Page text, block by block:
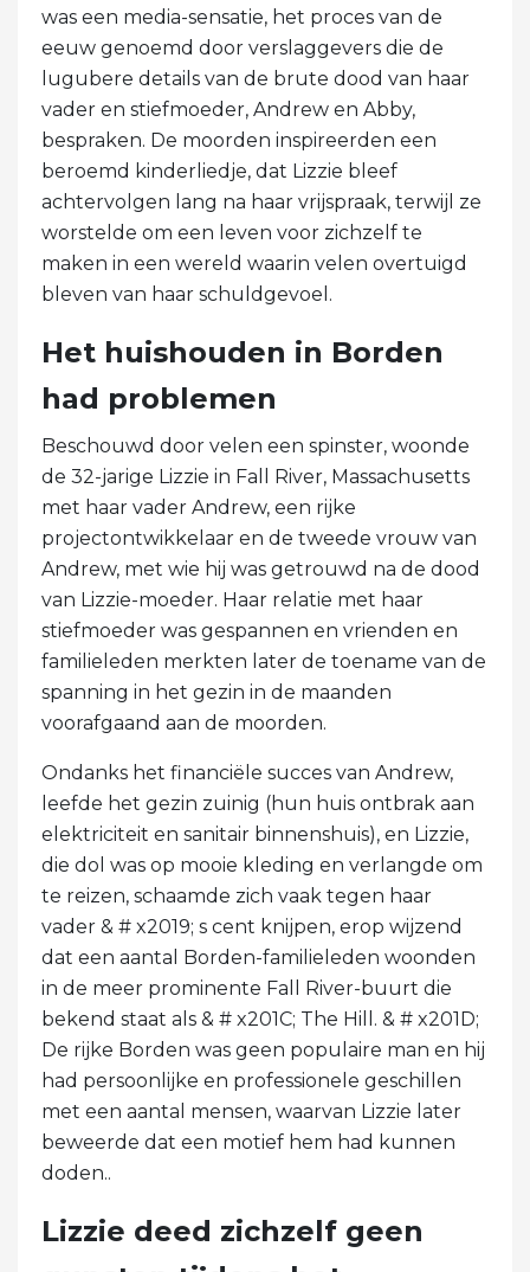
was een media-sensatie, het proces van de
eeuw genoemd door verslaggevers die de
lugubere details van de brute dood van haar
vader en stiefmoeder, Andrew en Abby,
bespraken. De moorden inspireerden een
beroemd kinderliedje, dat Lizzie bleef
achtervolgen lang na haar vrijspraak, terwijl ze
worstelde om een ​​leven voor zichzelf te
maken in een wereld waarin velen overtuigd
bleven van haar schuldgevoel.
Het huishouden in Borden
had problemen
Beschouwd door velen een spinster, woonde
de 32-jarige Lizzie in Fall River, Massachusetts
met haar vader Andrew, een rijke
projectontwikkelaar en de tweede vrouw van
Andrew, met wie hij was getrouwd na de dood
van Lizzie-moeder. Haar relatie met haar
stiefmoeder was gespannen en vrienden en
familieleden merkten later de toename van de
spanning in het gezin in de maanden
voorafgaand aan de moorden.
Ondanks het financiële succes van Andrew,
leefde het gezin zuinig (hun huis ontbrak aan
elektriciteit en sanitair binnenshuis), en Lizzie,
die dol was op mooie kleding en verlangde om
te reizen, schaamde zich vaak tegen haar
vader & # x2019; s cent knijpen, erop wijzend
dat een aantal Borden-familieleden woonden
in de meer prominente Fall River-buurt die
bekend staat als & # x201C; The Hill. & # x201D;
De rijke Borden was geen populaire man en hij
had persoonlijke en professionele geschillen
met een aantal mensen, waarvan Lizzie later
beweerde dat een motief hem had kunnen
doden..
Lizzie deed zichzelf geen